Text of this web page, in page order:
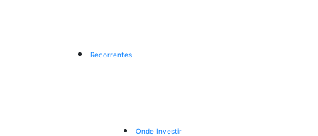
Recorrentes
Onde Investir